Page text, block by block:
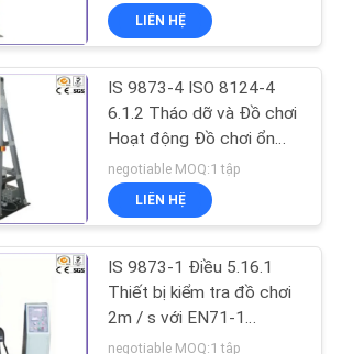
tra khả
cháy ngang
27
LIÊN HỆ
IS 9873-4 ISO 8124-4
6.1.2 Tháo dỡ và Đồ chơi
Hoạt động Đồ chơi ổn
định Tester-Tester kiểm
tra ngang
negotiable MOQ:1 tập
LIÊN HỆ
IS 9873-1 Điều 5.16.1
Thiết bị kiểm tra đồ chơi
2m / s với EN71-1
8.26.1.3
negotiable MOQ:1 tập